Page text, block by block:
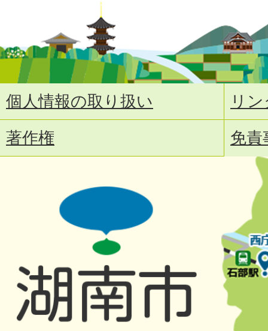
個人情報の取り扱い
リ
著作権
免責